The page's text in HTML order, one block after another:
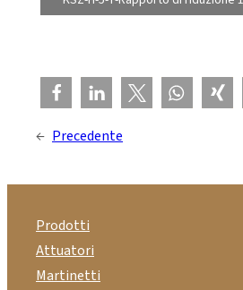
← Precedente
Prodotti
Attuatori
Martinetti